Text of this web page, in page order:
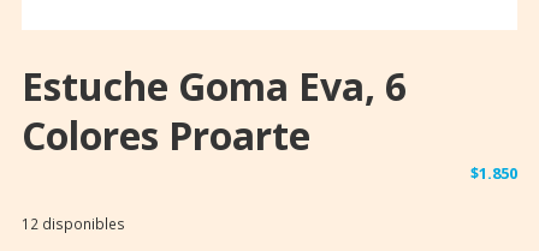
Estuche Goma Eva, 6
Colores Proarte
$1.850
12 disponibles